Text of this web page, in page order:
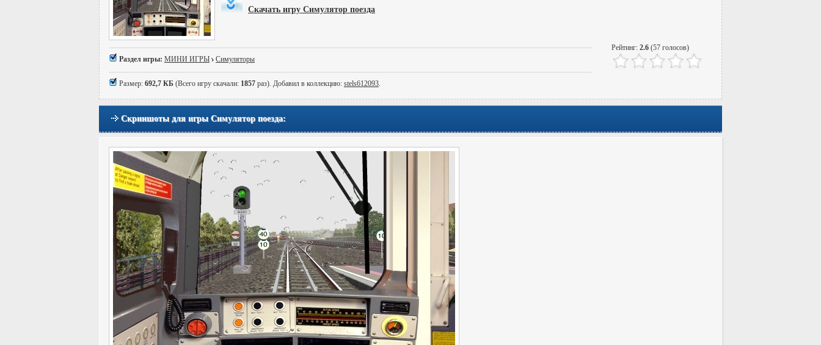
Скачать игру Симулятор поезда
Рейтинг: 2.6 (57 голосов)
Раздел игры: МИНИ ИГРЫ Симуляторы
Размер: 692,7 КБ (Всего игру скачали: 1857 раз). Добавил в коллекцию: stels612093.
Скриншоты для игры Симулятор поезда: